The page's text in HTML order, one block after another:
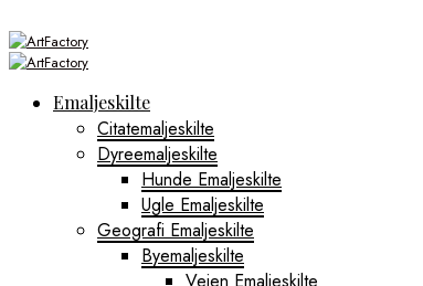
Emaljeskilte
Citatemaljeskilte
Dyreemaljeskilte
Hunde Emaljeskilte
Ugle Emaljeskilte
Geografi Emaljeskilte
Byemaljeskilte